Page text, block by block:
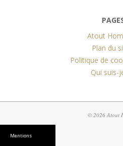
Mentions
Atout
Plan du
Politique de
Qui suis-
© 2026 Atout